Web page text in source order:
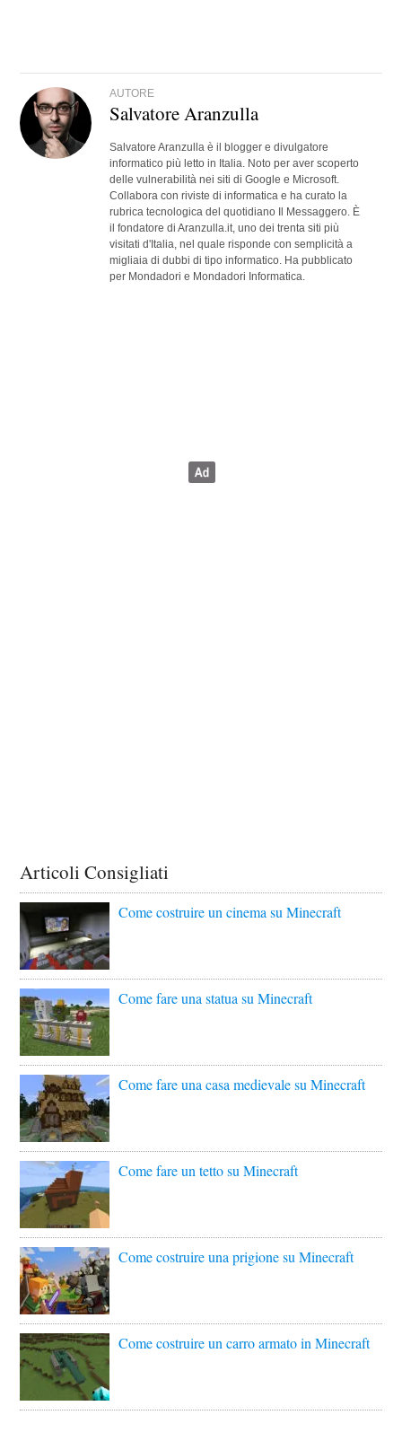
AUTORE
Salvatore Aranzulla
Salvatore Aranzulla è il blogger e divulgatore
informatico più letto in Italia. Noto per aver scoperto
delle vulnerabilità nei siti di Google e Microsoft.
Collabora con riviste di informatica e ha curato la
rubrica tecnologica del quotidiano Il Messaggero. È
il fondatore di Aranzulla.it, uno dei trenta siti più
visitati d'Italia, nel quale risponde con semplicità a
migliaia di dubbi di tipo informatico. Ha pubblicato
per Mondadori e Mondadori Informatica.
Articoli Consigliati
Come costruire un cinema su Minecraft
Come fare una statua su Minecraft
Come fare una casa medievale su Minecraft
Come fare un tetto su Minecraft
Come costruire una prigione su Minecraft
Come costruire un carro armato in Minecraft